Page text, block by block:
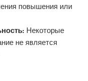
повышения или
Некоторые
не является